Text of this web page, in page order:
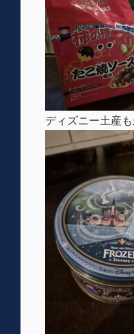
ディズニー土産